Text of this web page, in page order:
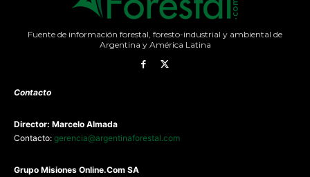
Fuente de información forestal, foresto-industrial y ambiental de
Argentina y América Latina
Contacto
Director: Marcelo Almada
Contacto: gerencia@argentinaforestal.com
Grupo Misiones Online.Com SA